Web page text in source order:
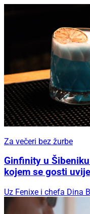
Za večeri bez žurbe
Ginfinity u
kojem se gosti
Uz Fenixe i chefa Dina